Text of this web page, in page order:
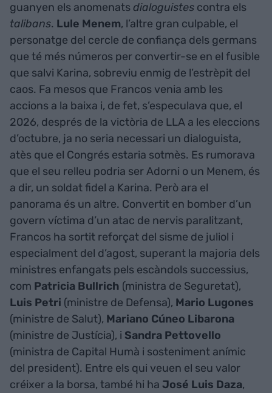
guanyen els anomenatsdialoguistes contra els
talibans. Lule Menem, l’altre gran culpable, el
personatge del cercle de confiança dels germans
que té més números per convertir-se en el fusible
que salvi Karina, sobreviu enmig de l’estrèpit del
caos. Fa mesos que Francos venia amb les
accions a la baixa i, de fet, s’especulava que, el
2026, després de la victòria de LLA a les eleccions
d’octubre, ja no seria necessari un dialoguista,
atès que el Congrés estaria sotmès. Es rumorava
que el seu relleu podria ser Adorni o un Menem, és
a dir, un soldat fidel a Karina. Però ara el
panorama és un altre. Convertit en bomber d’un
govern víctima d’un atac de nervis paralitzant,
Francos ha sortit reforçat del sisme de juliol i
especialment del d’agost, superant la majoria dels
ministres enfangats pels escàndols successius,
com Patricia Bullrich (ministra de Seguretat),
Luis Petri (ministre de Defensa), Mario Lugones
(ministre de Salut), Mariano Cúneo Libarona
(ministre de Justícia), i Sandra Pettovello
(ministra de Capital Humà i sosteniment anímic
del president). Entre els qui veuen el seu valor
créixer a la borsa, també hi ha José Luis Daza,